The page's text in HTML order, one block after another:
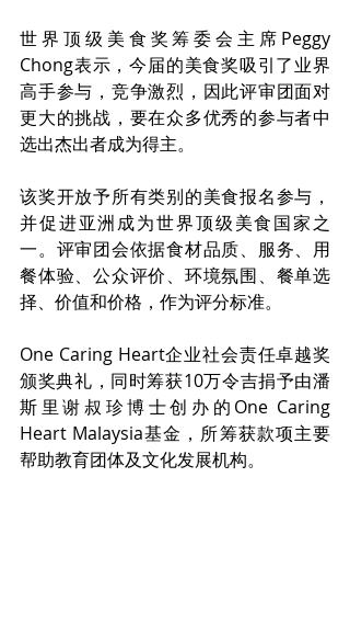
世界顶级美食奖筹委会主席Peggy
Chong表示，今届的美食奖吸引了业界
高手参与，竞争激烈，因此评审团面对
更大的挑战，要在众多优秀的参与者中
选出杰出者成为得主。
该奖开放予所有类别的美食报名参与，
并促进亚洲成为世界顶级美食国家之
一。评审团会依据食材品质、服务、用
餐体验、公众评价、环境氛围、餐单选
择、价值和价格，作为评分标准。
One Caring Heart企业社会责任卓越奖
颁奖典礼，同时筹获10万令吉捐予由潘
斯里谢叔珍博士创办的One Caring
Heart Malaysia基金，所筹获款项主要
帮助教育团体及文化发展机构。